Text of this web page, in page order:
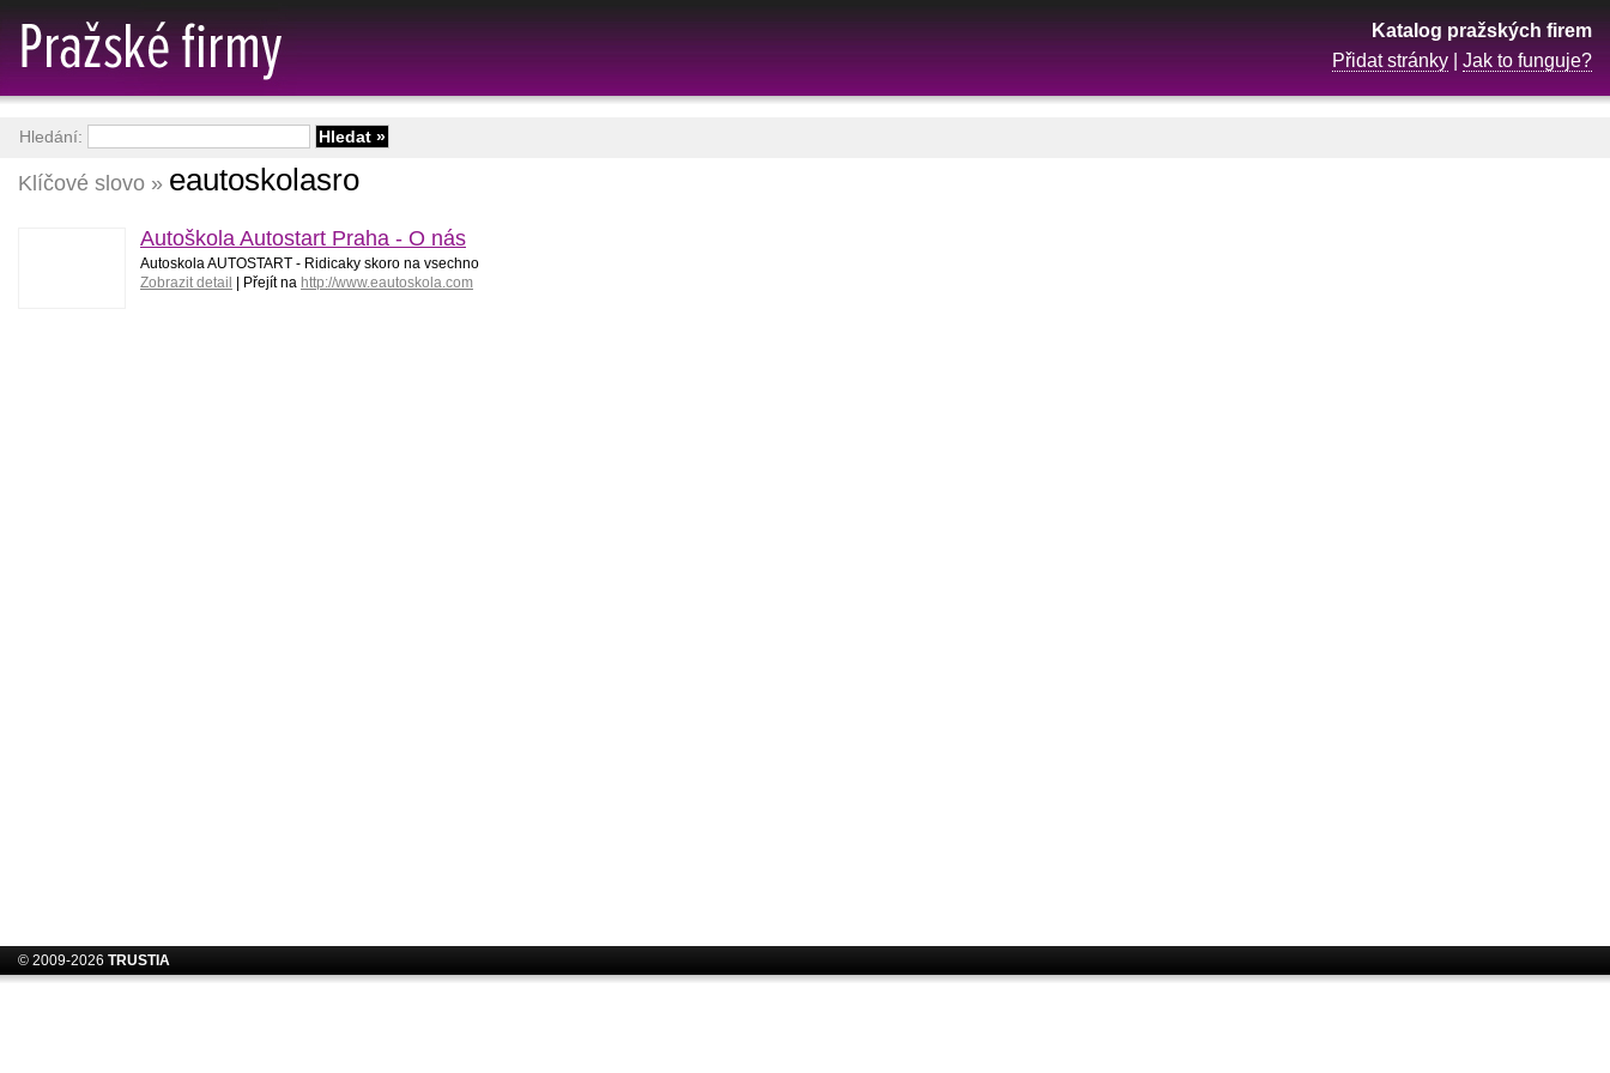
Klíčové slovo » eautoskolasro
Autoškola Autostart Praha - O nás
Autoskola AUTOSTART - Ridicaky skoro na vsechno
Zobrazit detail
| Přejít na http://www.eautoskola.com
Katalog pražských firem
Přidat stránky
Jak to funguje?
Hledání:
© 2009-2026 TRUSTIA